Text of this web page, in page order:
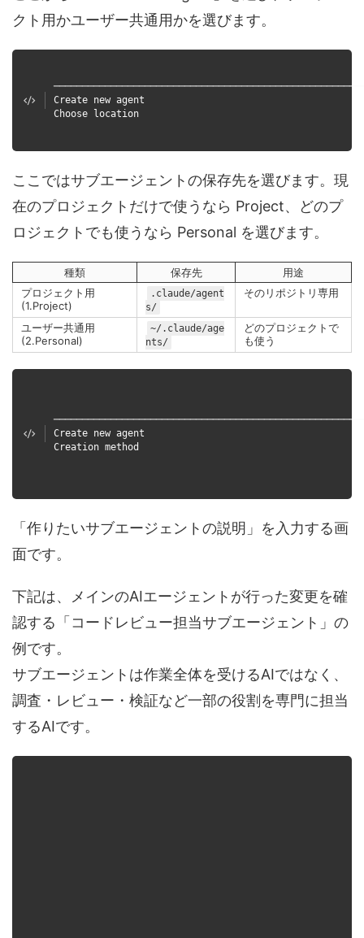
クト用かユーザー共通用かを選びます。
Create new agent
Choose location
ここではサブエージェントの保存先を選びます。現
在のプロジェクトだけで使うなら Project、どのプ
ロジェクトでも使うなら Personal を選びます。
種類 保存先
用途
プロジェクト用
(1.Project)
.claude/agent
s/
そのリポジトリ専用
ユーザー共通用
(2.Personal)
~/.claude/age
nts/
どのプロジェクトで
も使う
Create new agent
Creation method
「作りたいサブエージェントの説明」を入力する画
面です。
下記は、メインのAIエージェントが行った変更を確
認する「コードレビュー担当サブエージェント」の
例です。
サブエージェントは作業全体を受けるAIではなく、
調査・レビュー・検証など一部の役割を専門に担当
するAIです。